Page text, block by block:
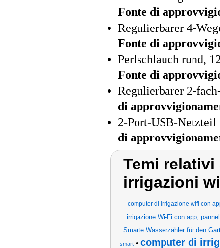
Fonte di
Regulierbarer 4-
Fonte di
Perlschlauch rund,
Fonte di
Regulierbarer 2-
di
2-Port-USB-
di
Temi
irrigazioni
computer di irrigazione wifi con
irrigazione Wi-Fi con app,
Smarte Wasserzähler für den
smart • computer di